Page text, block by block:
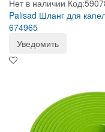
Нет в наличии
Palisad Шланг для
674965
Уведомить